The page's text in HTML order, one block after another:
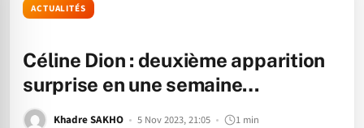
ACTUALITÉS
Céline Dion : deuxième apparition
surprise en une semaine…
Khadre SAKHO 5 Nov 2023, 21:05 1 min